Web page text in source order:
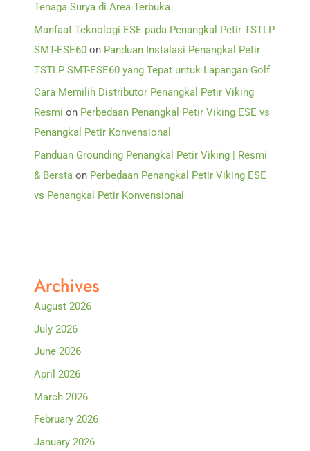
Tenaga Surya di Area Terbuka
Manfaat Teknologi ESE pada Penangkal Petir TSTLP
SMT-ESE60 on Panduan Instalasi Penangkal Petir
TSTLP SMT-ESE60 yang Tepat untuk Lapangan Golf
Cara Memilih Distributor Penangkal Petir Viking
Resmi on Perbedaan Penangkal Petir Viking ESE vs
Penangkal Petir Konvensional
Panduan Grounding Penangkal Petir Viking | Resmi
& Bersta on Perbedaan Penangkal Petir Viking ESE
vs Penangkal Petir Konvensional
Archives
August 2026
July 2026
June 2026
April 2026
March 2026
February 2026
January 2026